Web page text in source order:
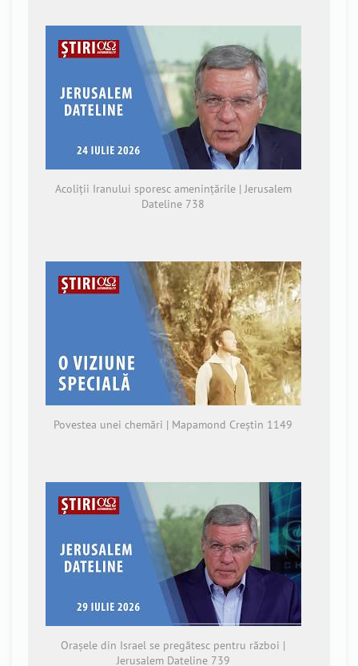
Acoliții Iranului sporesc amenințările | Jerusalem
Dateline 738
Povestea unei chemări | Mapamond Creștin 1149
Orașele din Israel se pregătesc pentru război |
Jerusalem Dateline 739